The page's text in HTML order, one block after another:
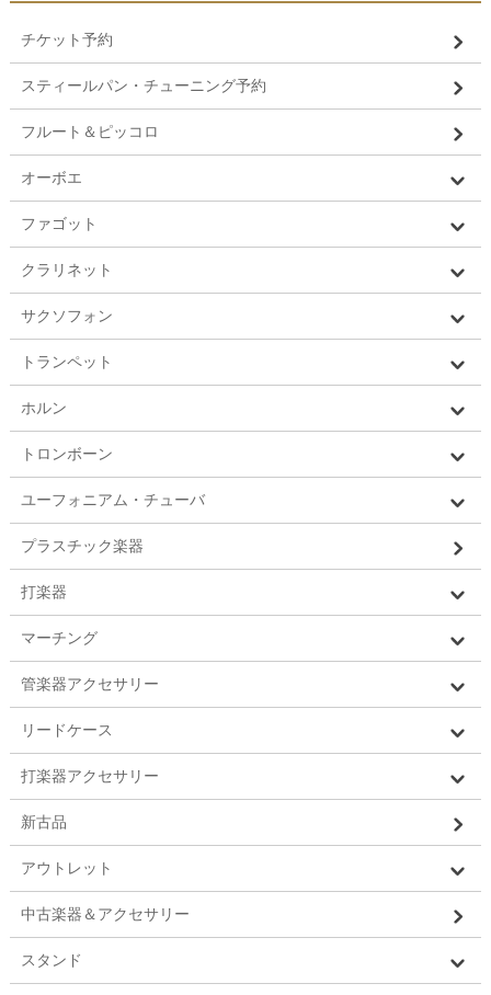
チケット予約
スティールパン・チューニング予約
フルート＆ピッコロ
オーボエ
ファゴット
クラリネット
サクソフォン
トランペット
ホルン
トロンボーン
ユーフォニアム・チューバ
プラスチック楽器
打楽器
マーチング
管楽器アクセサリー
リードケース
打楽器アクセサリー
新古品
アウトレット
中古楽器＆アクセサリー
スタンド